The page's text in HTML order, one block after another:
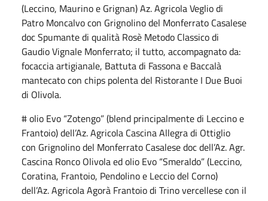
(Leccino, Maurino e Grignan) Az. Agricola Veglio di
Patro Moncalvo con Grignolino del Monferrato Casalese
doc Spumante di qualità Rosè Metodo Classico di
Gaudio Vignale Monferrato; il tutto, accompagnato da:
focaccia artigianale, Battuta di Fassona e Baccalà
mantecato con chips polenta del Ristorante I Due Buoi
di Olivola.
# olio Evo “Zotengo” (blend principalmente di Leccino e
Frantoio) dell’Az. Agricola Cascina Allegra di Ottiglio
con Grignolino del Monferrato Casalese doc dell’Az. Agr.
Cascina Ronco Olivola ed olio Evo “Smeraldo” (Leccino,
Coratina, Frantoio, Pendolino e Leccio del Corno)
dell’Az. Agricola Agorà Frantoio di Trino vercellese con il